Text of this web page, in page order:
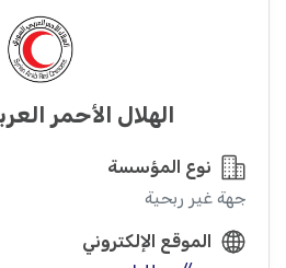
الهلال الأحمر
نوع المؤسسة
جهة غير ربحية
الموقع الإلكتروني